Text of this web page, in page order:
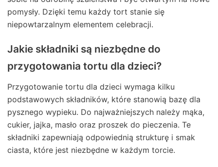
pomysły. Dzięki temu każdy tort stanie się
niepowtarzalnym elementem celebracji.
Jakie składniki są niezbędne do
przygotowania tortu dla dzieci?
Przygotowanie tortu dla dzieci wymaga kilku
podstawowych składników, które stanowią bazę dla
pysznego wypieku. Do najważniejszych należy mąka,
cukier, jajka, masło oraz proszek do pieczenia. Te
składniki zapewniają odpowiednią strukturę i smak
ciasta, które jest niezbędne w każdym torcie.